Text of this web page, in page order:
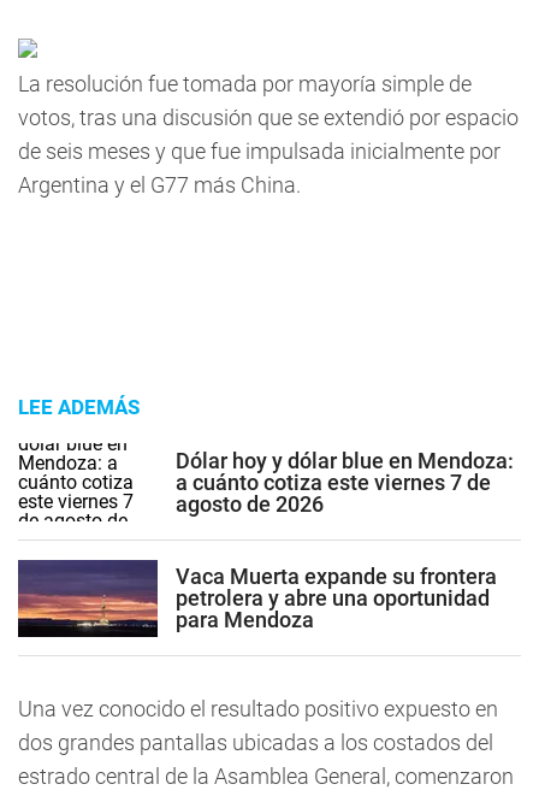
La resolución fue tomada por mayoría simple de
votos, tras una discusión que se extendió por espacio
de seis meses y que fue impulsada inicialmente por
Argentina y el G77 más China.
LEE ADEMÁS
Dólar hoy y dólar blue en Mendoza:
a cuánto cotiza este viernes 7 de
agosto de 2026
Vaca Muerta expande su frontera
petrolera y abre una oportunidad
para Mendoza
Una vez conocido el resultado positivo expuesto en
dos grandes pantallas ubicadas a los costados del
estrado central de la Asamblea General, comenzaron